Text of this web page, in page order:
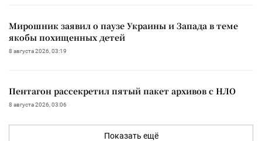
Мирошник заявил о паузе Украины и Запада в теме
якобы похищенных детей
8 августа 2026, 03:19
Пентагон рассекретил пятый пакет архивов с НЛО
8 августа 2026, 03:06
Показать ещё